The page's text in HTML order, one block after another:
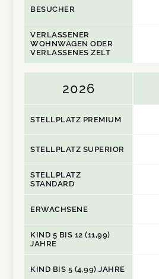
BESUCHER
VERLASSENER
WOHNWAGEN ODER
VERLASSENES ZELT
2026
STELLPLATZ PREMIUM
STELLPLATZ SUPERIOR
STELLPLATZ
STANDARD
ERWACHSENE
KIND 5 BIS 12 (11,99)
JAHRE
KIND BIS 5 (4,99) JAHRE